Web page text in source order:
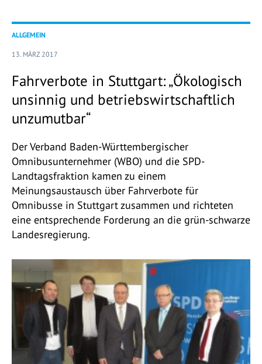
ALLGEMEIN
13. MÄRZ 2017
Fahrverbote in Stuttgart: „Ökologisch
unsinnig und betriebswirtschaftlich
unzumutbar“
Der Verband Baden-Württembergischer
Omnibusunternehmer (WBO) und die SPD-
Landtagsfraktion kamen zu einem
Meinungsaustausch über Fahrverbote für
Omnibusse in Stuttgart zusammen und richteten
eine entsprechende Forderung an die grün-schwarze
Landesregierung.